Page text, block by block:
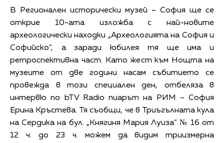
В Регионален исторически музей – София ще се
открие 10-ата изложба с най-новите
археологически находки „Археологията на София и
Софийско“, а заради юбилея тя ще има и
ретроспективна част. Като жест към Нощта на
музеите от две години насам събитието се
провежда в този специален ден, отбеляза в
интервю по bTV Radio пиарът на РИМ – София
Ерина Кръстева. Тя съобщи, че в Триъгълната кула
на Сердика на бул. „Княгиня Мария Луиза“ № 16 от
12 ч. до 23 ч. можем да видим триизмерна